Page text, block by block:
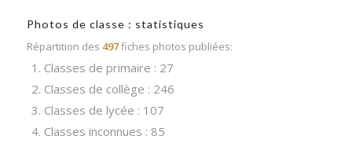
Photos de classe : statistiques
Répartition des 497fiches photos publiées:
1. Classes de primaire : 27
2. Classes de collège : 246
3. Classes de lycée : 107
4. Classes inconnues : 85